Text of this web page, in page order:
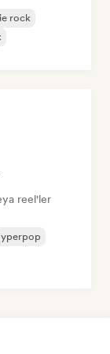
rock
reel'ler